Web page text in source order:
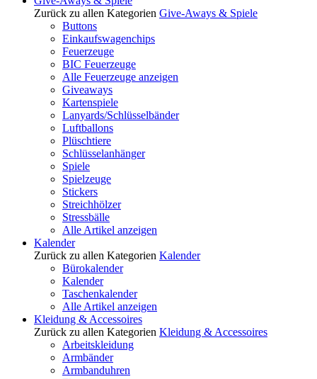
Zurück zu allen Kategorien Give-Aways & Spiele
Buttons
Einkaufswagenchips
Feuerzeuge
BIC Feuerzeuge
Alle Feuerzeuge anzeigen
Giveaways
Kartenspiele
Lanyards/Schlüsselbänder
Luftballons
Plüschtiere
Schlüsselanhänger
Spiele
Spielzeuge
Stickers
Streichhölzer
Stressbälle
Alle Artikel anzeigen
Kalender
Zurück zu allen Kategorien Kalender
Bürokalender
Kalender
Taschenkalender
Alle Artikel anzeigen
Kleidung & Accessoires
Zurück zu allen Kategorien Kleidung & Accessoires
Arbeitskleidung
Armbänder
Armbanduhren